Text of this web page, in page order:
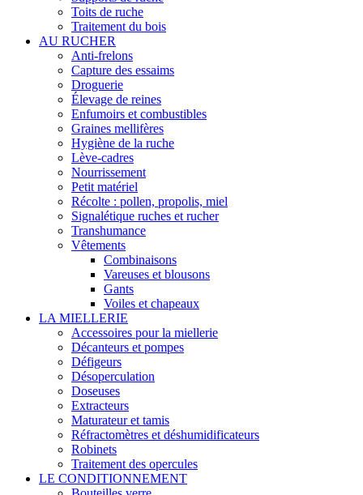
Toits de ruche
Traitement du bois
AU RUCHER
Anti-frelons
Capture des essaims
Droguerie
Élevage de reines
Enfumoirs et combustibles
Graines mellifères
Hygiène de la ruche
Lève-cadres
Nourrissement
Petit matériel
Récolte : pollen, propolis, miel
Signalétique ruches et rucher
Transhumance
Vêtements
Combinaisons
Vareuses et blousons
Gants
Voiles et chapeaux
LA MIELLERIE
Accessoires pour la miellerie
Décanteurs et pompes
Défigeurs
Désoperculation
Doseuses
Extracteurs
Maturateur et tamis
Réfractomètres et déshumidificateurs
Robinets
Traitement des opercules
LE CONDITIONNEMENT